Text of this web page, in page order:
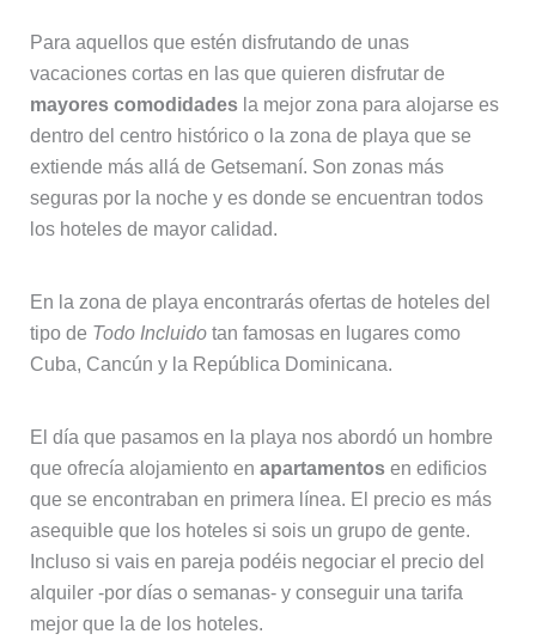
Para aquellos que estén disfrutando de unas
vacaciones cortas en las que quieren disfrutar de
mayores comodidadesla mejor zona para alojarse es
dentro del centro histórico o la zona de playa que se
extiende más allá de Getsemaní. Son zonas más
seguras por la noche y es donde se encuentran todos
los hoteles de mayor calidad.
En la zona de playa encontrarás ofertas de hoteles del
tipo de Todo Incluidotan famosas en lugares como
Cuba, Cancún y la República Dominicana.
El día que pasamos en la playa nos abordó un hombre
que ofrecía alojamiento en apartamentosen edificios
que se encontraban en primera línea. El precio es más
asequible que los hoteles si sois un grupo de gente.
Incluso si vais en pareja podéis negociar el precio del
alquiler -por días o semanas- y conseguir una tarifa
mejor que la de los hoteles.